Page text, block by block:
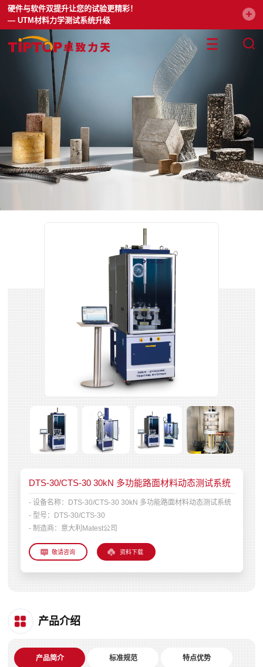
硬件与软件双提升让您的试验更精彩！
— UTM材料力学测试系统升级
DTS-30/CTS-30 30kN 多功能路面材料动态测试系统
- 设备名称：
DTS-30/CTS-30 30kN 多功能路面材料动态测试系统
- 型号：
DTS-30/CTS-30
- 制造商：
意大利Matest公司
资料下载
产品介绍
产品简介 标准规范 特点优势